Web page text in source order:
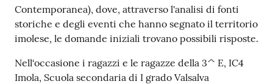
Contemporanea), dove, attraverso l'analisi di fonti
storiche e degli eventi che hanno segnato il territorio
imolese, le domande iniziali trovano possibili risposte.
Nell‘occasione i ragazzi e le ragazze della 3^ E, IC4
Imola, Scuola secondaria di I grado Valsalva